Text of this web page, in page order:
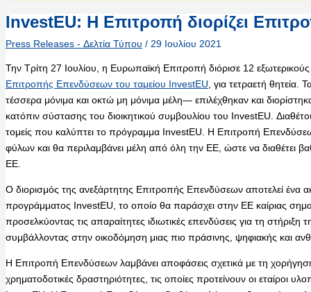
InvestEU: Η Επιτροπή διορίζει
Press Releases - Δελτία Τύπου / 29 Ιουλίου 2021
Την Τρίτη 27 Ιουλίου, η Ευρωπαϊκή Επιτροπή διόρισε 12
Επιτροπής Επενδύσεων του ταμείου InvestEU , για τετραετή
τέσσερα μόνιμα και οκτώ μη μόνιμα μέλη— επιλέχθηκαν και
κατόπιν σύστασης του διοικητικού συμβουλίου του InvestEU.
τομείς που καλύπτει το πρόγραμμα InvestEU. Η Επιτροπή
φύλων και θα περιλαμβάνει μέλη από όλη την ΕΕ, ώστε να διαθέτει
ΕΕ.
Ο διορισμός της ανεξάρτητης Επιτροπής Επενδύσεων αποτελεί
προγράμματος InvestEU, το οποίο θα παράσχει στην ΕΕ καίριας
προσελκύοντας τις απαραίτητες ιδιωτικές επενδύσεις για τη στήριξη
συμβάλλοντας στην οικοδόμηση μιας πιο πράσινης, ψηφιακής και
Η Επιτροπή Επενδύσεων λαμβάνει αποφάσεις σχετικά με τη
χρηματοδοτικές δραστηριότητες, τις οποίες προτείνουν οι εταίροι